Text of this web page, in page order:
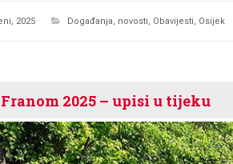
2025 Događanja, novosti, Obavijesti, Osijek
2025 – upisi u tijeku